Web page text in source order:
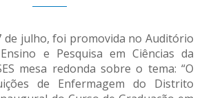
de julho, foi promovida no Auditório
e Pesquisa em Ciências da
mesa redonda sobre o tema: “O
de Enfermagem do Distrito